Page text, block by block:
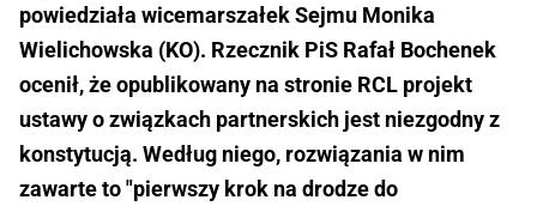
powiedziała wicemarszałek Sejmu Monika
Wielichowska (KO). Rzecznik PiS Rafał Bochenek
ocenił, że opublikowany na stronie RCL projekt
ustawy o związkach partnerskich jest niezgodny z
konstytucją. Według niego, rozwiązania w nim
zawarte to "pierwszy krok na drodze do